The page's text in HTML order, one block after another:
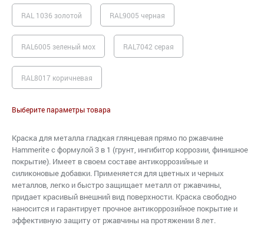
RAL 1036 золотой RAL9005 черная
RAL6005 зеленый мох RAL7042 серая
RAL8017 коричневая
Выберите параметры товара
Краска для металла гладкая глянцевая прямо по ржавчине
Hammerite с формулой 3 в 1 (грунт, ингибитор коррозии, финишное
покрытие). Имеет в своем составе антикоррозийные и
силиконовые добавки. Применяется для цветных и черных
металлов, легко и быстро защищает металл от ржавчины,
придает красивый внешний вид поверхности. Краска свободно
наносится и гарантирует прочное антикоррозийное покрытие и
эффективную защиту от ржавчины на протяжении 8 лет.